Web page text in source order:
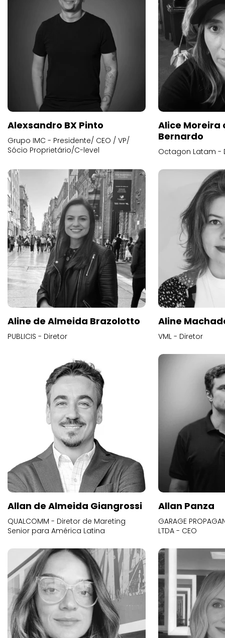
Alexsandro BX Pinto
Grupo IMC - Presidente/ CEO / VP/
Sócio Proprietário/C-level
Alice
Bernardo
Octagon Latam -
Aline de Almeida Brazolotto
PUBLICIS - Diretor
Aline
VML - Diretor
Allan de Almeida Giangrossi
QUALCOMM - Diretor de Mareting
Senior para América Latina
Allan Panza
GARAGE
LTDA - CEO